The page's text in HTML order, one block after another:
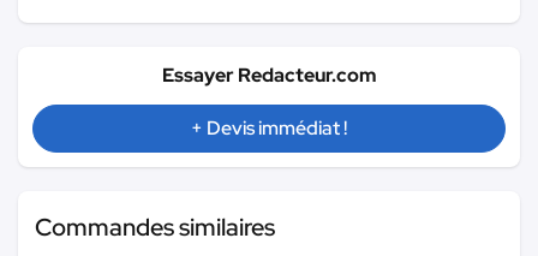
Essayer Redacteur.com
+ Devis immédiat !
Commandes similaires